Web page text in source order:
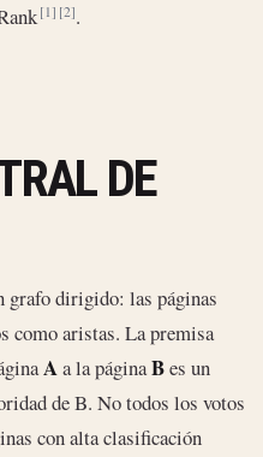
[1] [2].
DE
grafo dirigido: las páginas
como aristas. La premisa
Aa la páginaBes un
de B. No todos los votos
con alta clasificación